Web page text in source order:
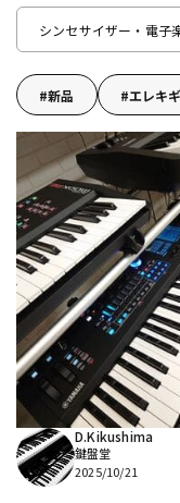
管楽器
アンプ
DJ機器
DTM オンライ
配信/ライブ機
中古
シンセサイザー・電子
新品 エレキ
D.Kikushima
鍵盤堂
2025/10/21